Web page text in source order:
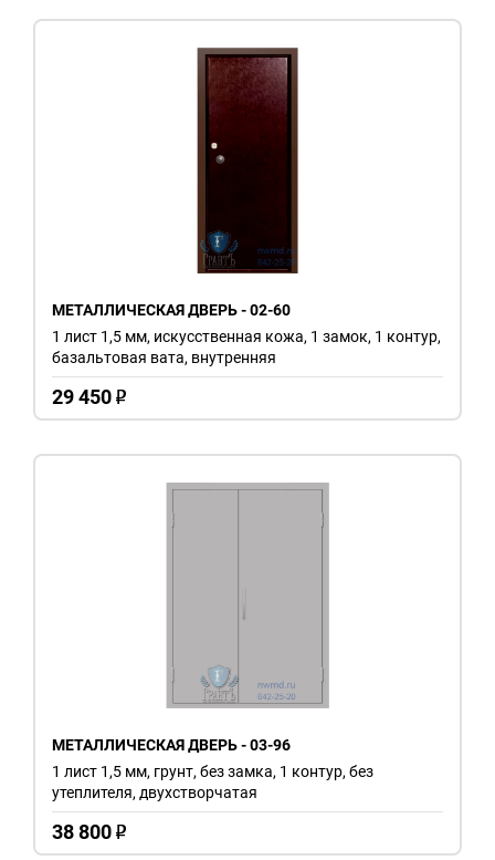
МЕТАЛЛИЧЕСКАЯ ДВЕРЬ - 02-60
29 450 o
1 лист 1,5 мм, искусственная кожа, 1 замок, 1 контур,
базальтовая вата, внутренняя
МЕТАЛЛИЧЕСКАЯ ДВЕРЬ - 03-96
38 800 o
1 лист 1,5 мм, грунт, без замка, 1 контур, без
утеплителя, двухстворчатая